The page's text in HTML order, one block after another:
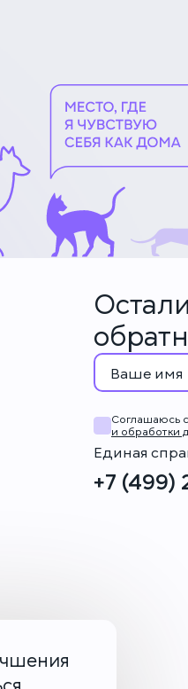
Соглашаюсь
и обработки
Единая
+7 (499)